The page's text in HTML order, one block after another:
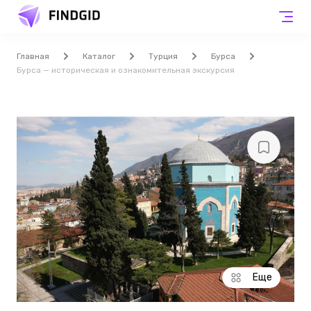
Главная Каталог Турция
Бурса
Бурса — историческая и ознакомительная экскурсия
Еще